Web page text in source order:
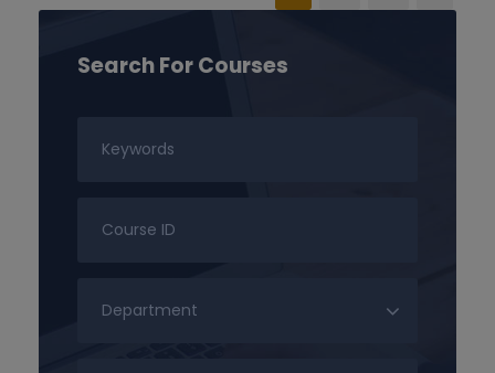
Search For Courses